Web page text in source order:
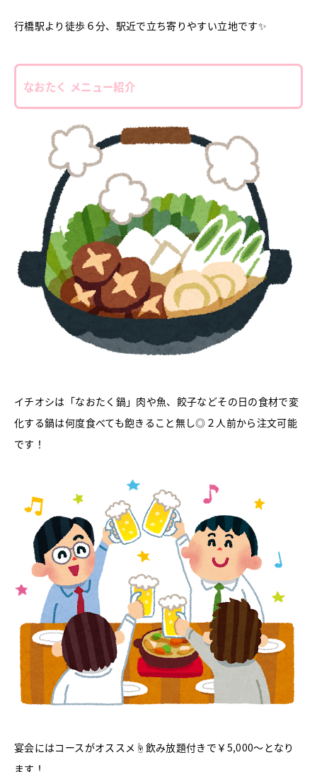
行橋駅より徒歩６分、駅近で立ち寄りやすい立地です✨
なおたく メニュー紹介
イチオシは「なおたく鍋」肉や魚、餃子などその日の食材で変
化する鍋は何度食べても飽きること無し◎２人前から注文可能
です！
宴会にはコースがオススメ☝飲み放題付きで￥5,000～となり
ます！